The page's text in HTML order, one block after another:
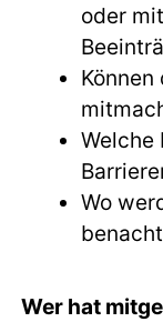
oder
Welche
Wo
Wer hat